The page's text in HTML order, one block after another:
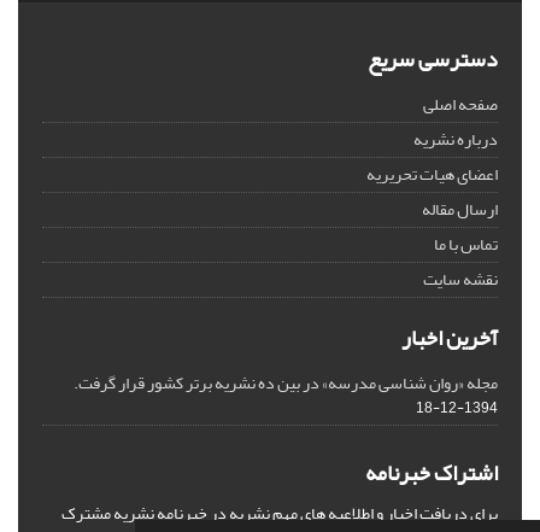
دسترسی سریع
صفحه اصلی
درباره نشریه
اعضای هیات تحریریه
ارسال مقاله
تماس با ما
نقشه سایت
آخرین اخبار
مجله «روان شناسی مدرسه» در بین ده نشریه برتر کشور قرار گرفت.
1394-12-18
اشتراک خبرنامه
برای دریافت اخبار و اطلاعیه های مهم نشریه در خبرنامه نشریه مشترک